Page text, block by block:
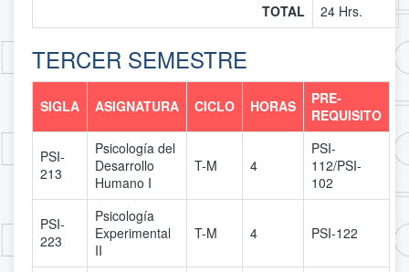
TOTAL
24 Hrs.
TERCER SEMESTRE
SIGLA ASIGNATURA CICLO HORAS
PRE-
REQUISITO
PSI-
213
Psicología del
Desarrollo
Humano I
T-M 4
PSI-
112/PSI-
102
PSI-
223
Psicología
Experimental
II
T-M 4 PSI-122